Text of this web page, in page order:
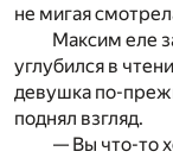
не мигая
Максим еле
углубился в
девушка по-
поднял взгляд.
— Вы что-то